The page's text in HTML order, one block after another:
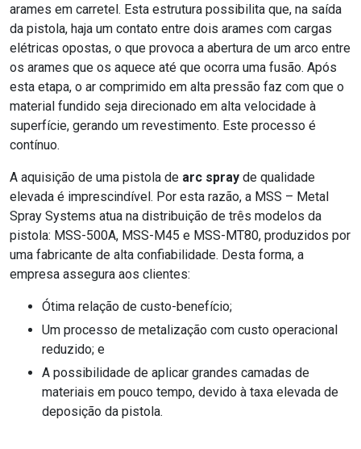
arames em carretel. Esta estrutura possibilita que, na saída
da pistola, haja um contato entre dois arames com cargas
elétricas opostas, o que provoca a abertura de um arco entre
os arames que os aquece até que ocorra uma fusão. Após
esta etapa, o ar comprimido em alta pressão faz com que o
material fundido seja direcionado em alta velocidade à
superfície, gerando um revestimento. Este processo é
contínuo.
A aquisição de uma pistola de arc spray de qualidade
elevada é imprescindível. Por esta razão, a MSS – Metal
Spray Systems atua na distribuição de três modelos da
pistola: MSS-500A, MSS-M45 e MSS-MT80, produzidos por
uma fabricante de alta confiabilidade. Desta forma, a
empresa assegura aos clientes:
ótima relação de custo-benefício;
um processo de metalização com custo operacional
reduzido; e
a possibilidade de aplicar grandes camadas de
materiais em pouco tempo, devido à taxa elevada de
deposição da pistola.